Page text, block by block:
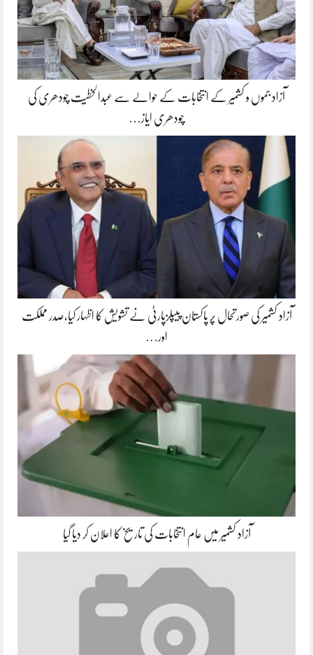
آزاد جموں و کشمیر کے انتخابات کے حوالے سے عبدالخطیت چودھری کی
چودھری ایاز…
آزاد کشمیر کی صورتحال پر پاکستان پیپلزپارٹی نے تشویش کا اظہار کیا،صدر مملکت
اور…
آزاد کشمیر میں عام انتخابات کی تاریخ کا اعلان کر دیا گیا